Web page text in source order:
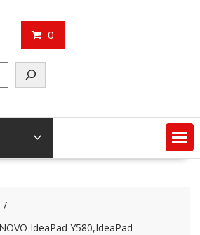
0
IdeaPad Y580,IdeaPad